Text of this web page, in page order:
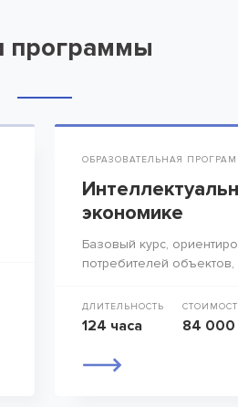
программы
ОБРАЗОВАТЕЛЬНАЯ
экономике
Базовый курс,
потребителей
ДЛИТЕЛЬНОСТЬ
124 часа 84 000